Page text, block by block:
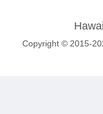
Copyright © 2015-